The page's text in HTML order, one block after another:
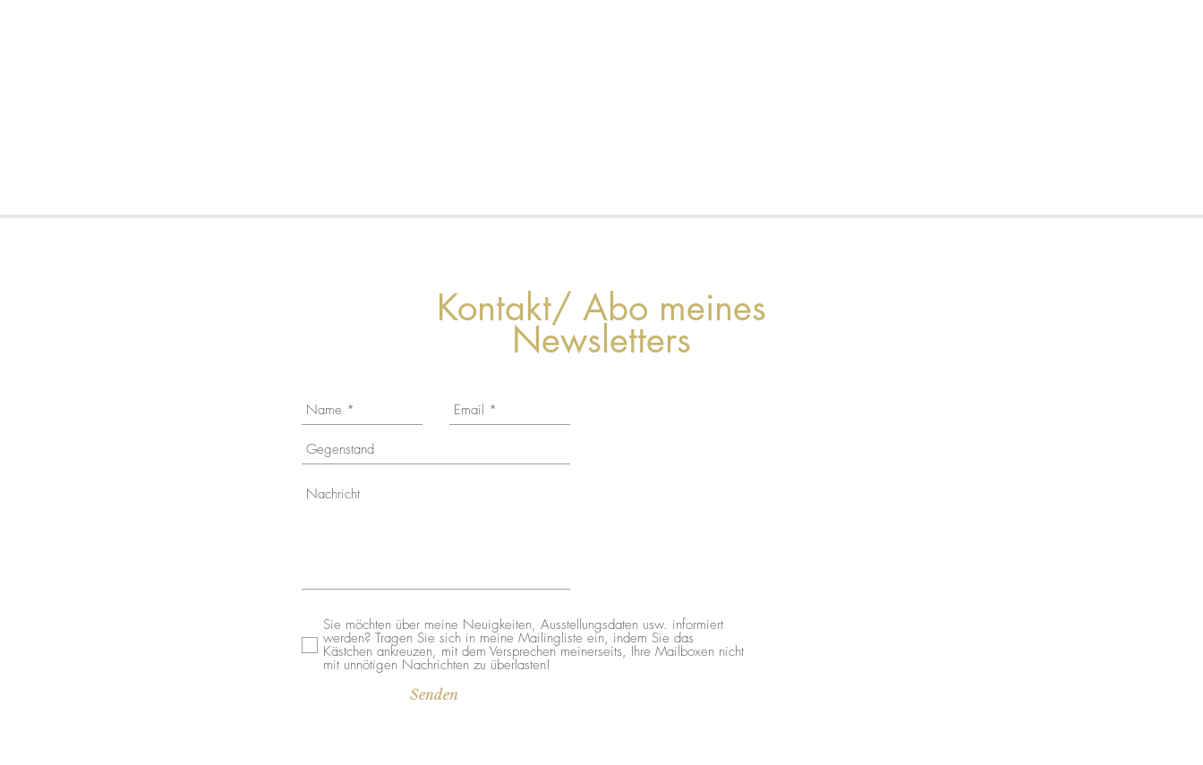
Kontakt/ Abo meines
Newsletters
Sie möchten über meine Neuigkeiten, Ausstellungsdaten usw. informiert
werden? Tragen Sie sich in meine Mailingliste ein, indem Sie das
Kästchen ankreuzen, mit dem Versprechen meinerseits, Ihre Mailboxen nicht
mit unnötigen Nachrichten zu überlasten!
Senden